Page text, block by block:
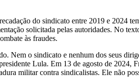
do sindicato entre 2019 e 2024
solicitada pelas autoridades. No
às fraudes.
Nem o sindicato e nenhum dos seus
Lula. Em 13 de agosto de 2024,
militar contra sindicalistas. Ele não